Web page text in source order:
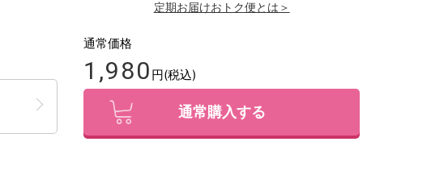
定期お届けおトク便とは＞
通常価格
1,980 円(税込)
通常購入する